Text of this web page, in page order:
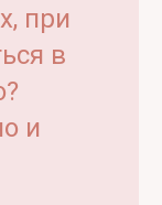
при
в
и